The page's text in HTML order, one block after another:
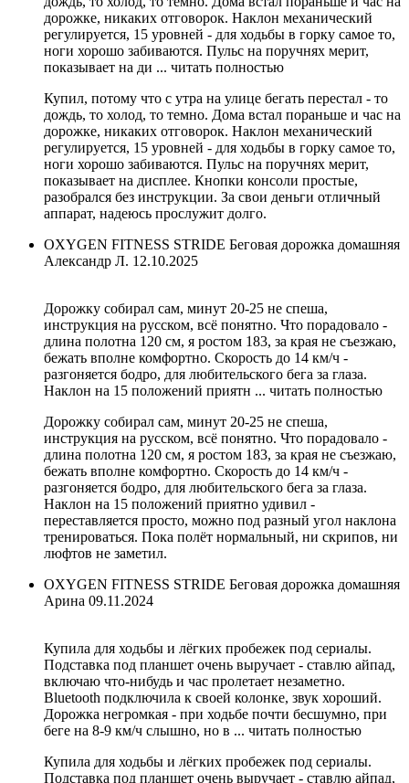
дорожке, никаких отговорок. Наклон механический
регулируется, 15 уровней - для ходьбы в горку самое то,
ноги хорошо забиваются. Пульс на поручнях мерит,
показывает на ди ... читать полностью
Купил, потому что с утра на улице бегать перестал - то
дождь, то холод, то темно. Дома встал пораньше и час на
дорожке, никаких отговорок. Наклон механический
регулируется, 15 уровней - для ходьбы в горку самое то,
ноги хорошо забиваются. Пульс на поручнях мерит,
показывает на дисплее. Кнопки консоли простые,
разобрался без инструкции. За свои деньги отличный
аппарат, надеюсь прослужит долго.
OXYGEN FITNESS STRIDE Беговая дорожка домашняя
Александр Л. 12.10.2025
Дорожку собирал сам, минут 20-25 не спеша,
инструкция на русском, всё понятно. Что порадовало -
длина полотна 120 см, я ростом 183, за края не съезжаю,
бежать вполне комфортно. Скорость до 14 км/ч -
разгоняется бодро, для любительского бега за глаза.
Наклон на 15 положений приятн ... читать полностью
Дорожку собирал сам, минут 20-25 не спеша,
инструкция на русском, всё понятно. Что порадовало -
длина полотна 120 см, я ростом 183, за края не съезжаю,
бежать вполне комфортно. Скорость до 14 км/ч -
разгоняется бодро, для любительского бега за глаза.
Наклон на 15 положений приятно удивил -
переставляется просто, можно под разный угол наклона
тренироваться. Пока полёт нормальный, ни скрипов, ни
люфтов не заметил.
OXYGEN FITNESS STRIDE Беговая дорожка домашняя
Арина 09.11.2024
Купила для ходьбы и лёгких пробежек под сериалы.
Подставка под планшет очень выручает - ставлю айпад,
включаю что-нибудь и час пролетает незаметно.
Bluetooth подключила к своей колонке, звук хороший.
Дорожка негромкая - при ходьбе почти бесшумно, при
беге на 8-9 км/ч слышно, но в ... читать полностью
Купила для ходьбы и лёгких пробежек под сериалы.
Подставка под планшет очень выручает - ставлю айпад,